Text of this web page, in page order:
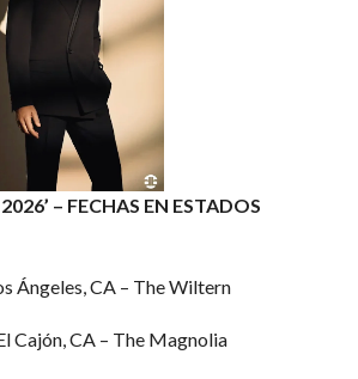
– FECHAS EN ESTADOS
Ángeles, CA – The Wiltern
Cajón, CA – The Magnolia